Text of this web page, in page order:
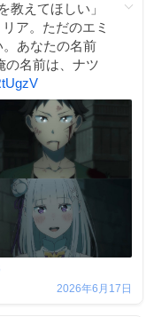
教えてほしい」
ア。ただのエミ
。あなたの名前
名前は、ナツ
2026年6月17日